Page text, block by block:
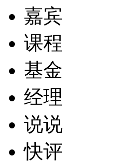
嘉宾
课程
基金
经理
说说
快评